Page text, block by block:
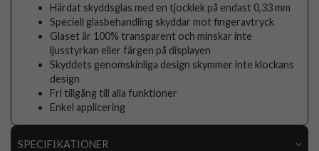
Härdat skyddsglas med en tjocklek på endast 0,33 mm
Speciell glasbehandling skyddar mot fingeravtryck
Glaset är 100% transparent och minskar inte
ljusstyrkan eller färgen på displayen
Skyddets genomskinliga design skymmer inte klockans
design
Fri tillgång till alla funktioner
Enkel applicering
SPECIFIKATIONER